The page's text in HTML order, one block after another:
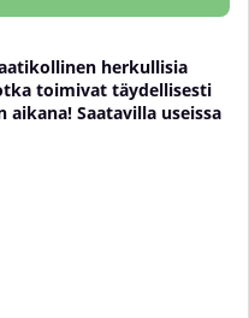
herkullisia
toimivat täydellisesti
Saatavilla useissa